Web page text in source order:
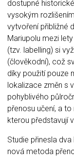
dostupné
vysokým
vytvoření přibližné
Mariupolu mezi
(tzv. labelling) si
(člověkodní), což
díky použití pouze
lokalizace změn s
pohyblivého
přenosu učení, a
kterou představují
Studie přinesla
nová metoda